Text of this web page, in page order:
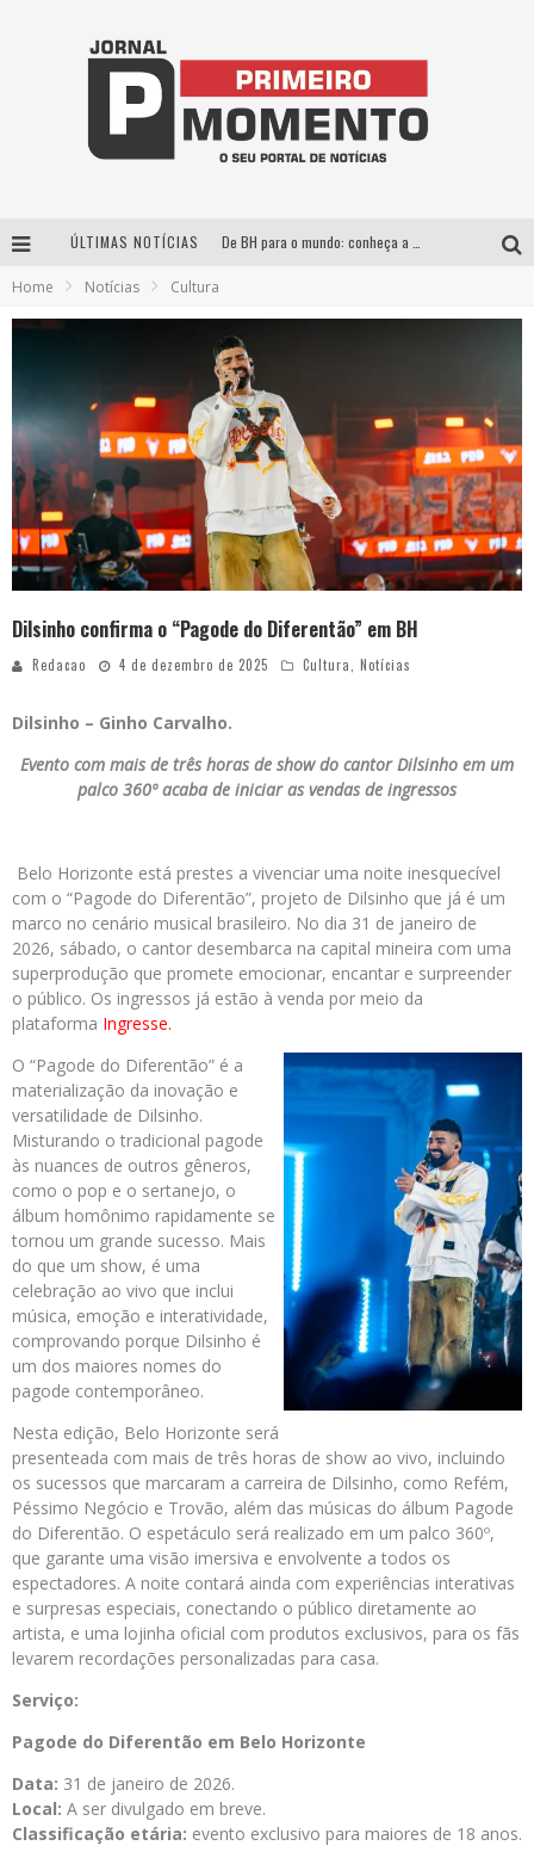
ÚLTIMAS NOTÍCIAS
Home Notícias Cultura
Dilsinho confirma o “Pagode do Diferentão” em BH
Redacao 4 de dezembro de 2025 Cultura, Notícias
Dilsinho – Ginho Carvalho.
Evento com mais de três horas de show do cantor Dilsinho em um
palco 360º acaba de iniciar as vendas de ingressos
Belo Horizonte está prestes a vivenciar uma noite inesquecível
com o “Pagode do Diferentão”, projeto de Dilsinho que já é um
marco no cenário musical brasileiro. No dia 31 de janeiro de
2026, sábado, o cantor desembarca na capital mineira com uma
superprodução que promete emocionar, encantar e surpreender
o público. Os ingressos já estão à venda por meio da
plataforma Ingresse.
O “Pagode do Diferentão” é a
materialização da inovação e
versatilidade de Dilsinho.
Misturando o tradicional pagode
às nuances de outros gêneros,
como o pop e o sertanejo, o
álbum homônimo rapidamente se
tornou um grande sucesso. Mais
do que um show, é uma
celebração ao vivo que inclui
música, emoção e interatividade,
comprovando porque Dilsinho é
um dos maiores nomes do
pagode contemporâneo.
Nesta edição, Belo Horizonte será
presenteada com mais de três horas de show ao vivo, incluindo
os sucessos que marcaram a carreira de Dilsinho, como Refém,
Péssimo Negócio e Trovão, além das músicas do álbum Pagode
do Diferentão. O espetáculo será realizado em um palco 360º,
que garante uma visão imersiva e envolvente a todos os
espectadores. A noite contará ainda com experiências interativas
e surpresas especiais, conectando o público diretamente ao
artista, e uma lojinha oficial com produtos exclusivos, para os fãs
levarem recordações personalizadas para casa.
Serviço:
Pagode do Diferentão em Belo Horizonte
Data: 31 de janeiro de 2026.
Local: A ser divulgado em breve.
Classificação etária: evento exclusivo para maiores de 18 anos.